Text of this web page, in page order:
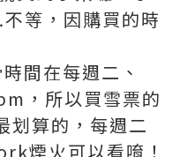
等，因購買的時
間在每週二、
，所以買雪票的
划算的，每週二
煙火可以看唷！